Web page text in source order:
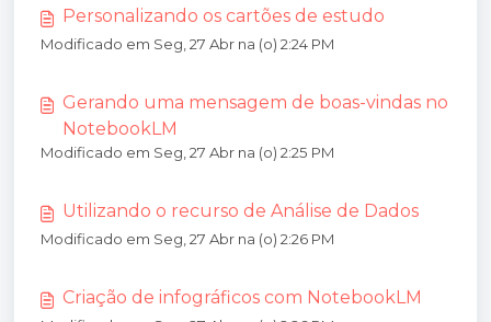
Personalizando os cartões de estudo
Modificado em Seg, 27 Abr na (o) 2:24 PM
Gerando uma mensagem de boas-vindas no
NotebookLM
Modificado em Seg, 27 Abr na (o) 2:25 PM
Utilizando o recurso de Análise de Dados
Modificado em Seg, 27 Abr na (o) 2:26 PM
Criação de infográficos com NotebookLM